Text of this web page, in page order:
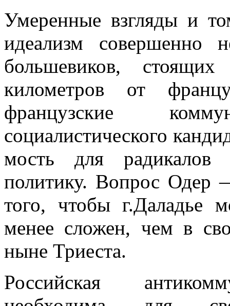
Умеренные взгляды и
идеализм совершен­но
большевиков,
километров от
французские
социалистического
мость для радикалов
политику. Вопрос Одер
того, чтобы г.Даладье
менее сложен, чем в
ныне Триеста.
Российская